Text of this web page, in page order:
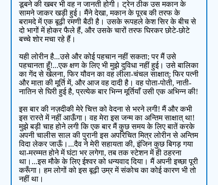
डूबने की खबर भी वह न जानती होगी। ट्रेन ठीक उस मकान के
सामने जाकर खड़ी हुई। मैंने देखा, मकान के पूरब की तरफ के
बरामदे में एक बूढ़ी रमणी बैठी है। उसके रूपहले केश सिर के बीच से
दो भागों में होकर फैले हैं, और उसके चारों तरफ घिरकर छोटे-छोटे
बच्चे शोर मचा रहे हैं।
यही लोरीन है...उसे और कोई पहचान नहीं सकता; पर मैं उसे
पहचानता हूँ!...एक क्षण के लिए भी मुझे दुविधा नहीं हुई। उसे बालिका
का गेंद से खेलना, फिर यौवन का वह लीला-चंचल साक्षात्; फिर पत्नी
और माता की मूर्ति में, और आज वह दादी है। वह पोता-पोती, नाती-
नातिन से घिरी हुई है, प्रत्येक बार भिन्न मूर्तियाँ उसी एक अभिन्न की!
इस बार की नज़दीकी मेरे चित्त को वेदना से भरने लगी! मैं और कभी
इस रास्ते में नहीं आऊँगा। वह मेरा इस जन्म का अन्तिम साक्षात् था!
मुझे बड़ी चाह होने लगी कि एक बार मैं कुछ समय के लिए बातें करके
अपनी चालीस साल की पुरानी इस अपरिचित मित्र लोरीन से अन्तिम
विदा लेकर जाऊँ।...दैव ने मेरी सहायता की, इंजिन कुछ बिगड़ गया
था-मरम्मत होने में घंटा भर लगेगा, तब तक स्टेशन में ही ठहरना
था।...इस मौके के लिए ईश्वर को धन्यवाद दिया। मैं अपनी इच्छा पूरी
करूँगा। हम लोगों को इस बूढ़ी उम्र में संकोच का कोई कारण भी तो
नहीं था।